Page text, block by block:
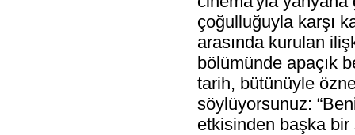
çoğulluğuyla karşı
arasında kurulan
bölümünde apaçık
tarih, bütünüyle
söylüyorsunuz:
etkisinden başka